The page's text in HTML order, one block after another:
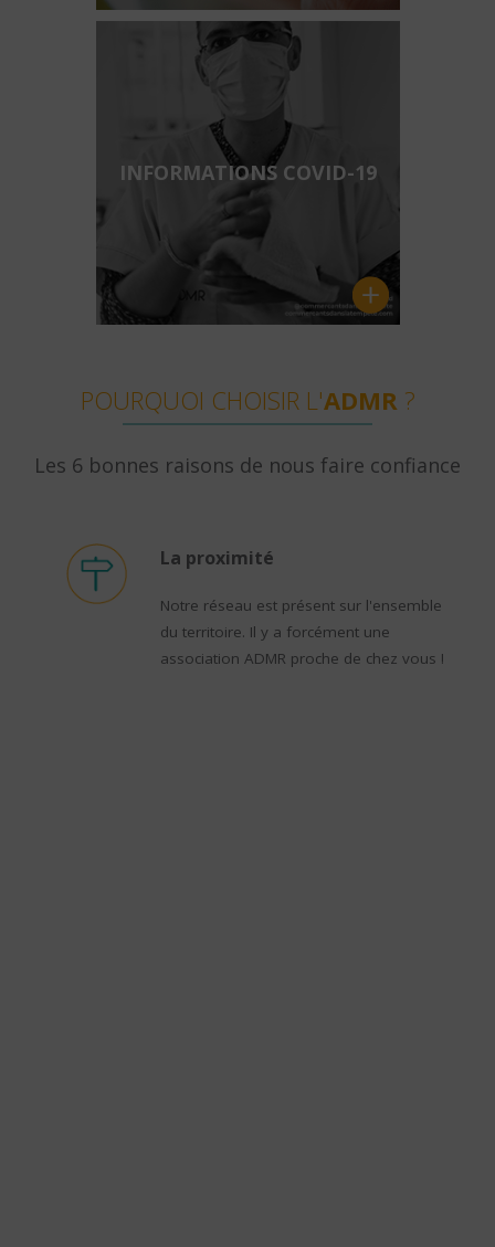
INFORMATIONS COVID-19
POURQUOI CHOISIR L'ADMR?
Les 6 bonnes raisons de nous faire confiance
La proximité
Notre réseau est présent sur l'ensemble
du territoire. Il y a forcément une
association ADMR proche de chez vous !